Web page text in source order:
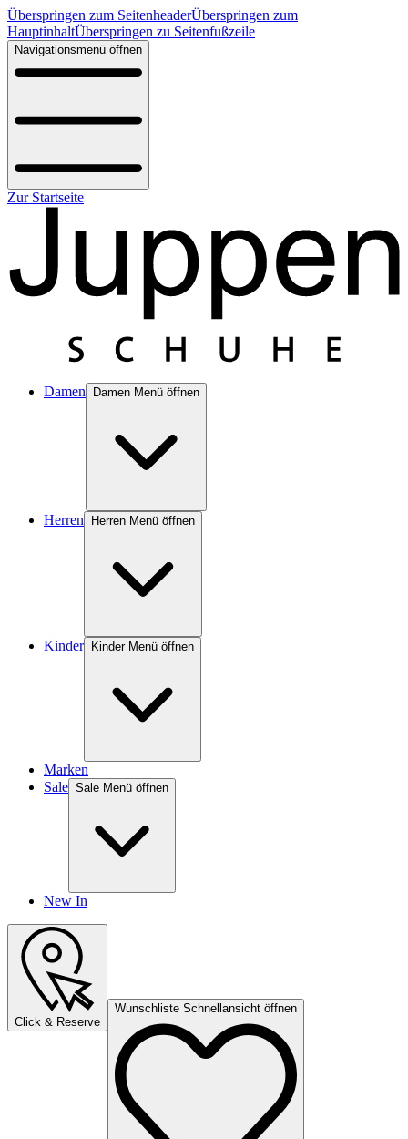
Überspringen zum SeitenheaderÜberspringen zum
HauptinhaltÜberspringen zu Seitenfußzeile
Navigationsmenü öffnen
Zur Startseite
Damen Damen Menü öffnen
Herren Herren Menü öffnen
Kinder Kinder Menü öffnen
Marken
Sale Sale Menü öffnen
New In
Click & Reserve
Wunschliste Schnellansicht öffnen